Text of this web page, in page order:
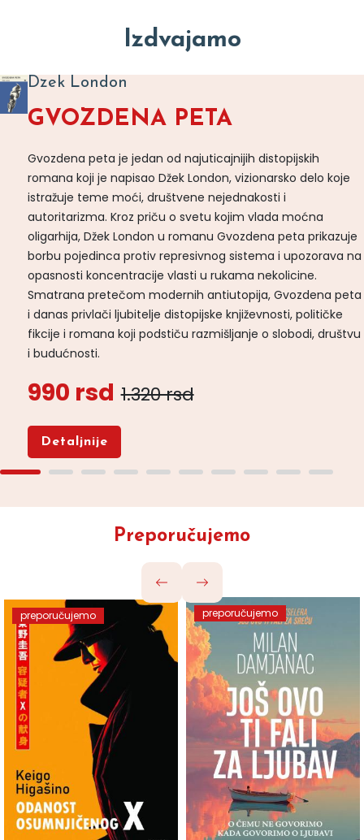
Izdvajamo
Dzek London
GVOZDENA PETA
Gvozdena peta je jedan od najuticajnijih distopijskih
romana koji je napisao Džek London, vizionarsko delo koje
istražuje teme moći, društvene nejednakosti i
autoritarizma. Kroz priču o svetu kojim vlada moćna
oligarhija, Džek London u romanu Gvozdena peta prikazuje
borbu pojedinca protiv represivnog sistema i upozorava na
opasnosti koncentracije vlasti u rukama nekolicine.
Smatrana pretečom modernih antiutopija, Gvozdena peta
i danas privlači ljubitelje distopijske književnosti, političke
fikcije i romana koji podstiču razmišljanje o slobodi, društvu
i budućnosti.
990 rsd 1.320 rsd
Detaljnije
Preporučujemo
preporučujemo preporučujemo